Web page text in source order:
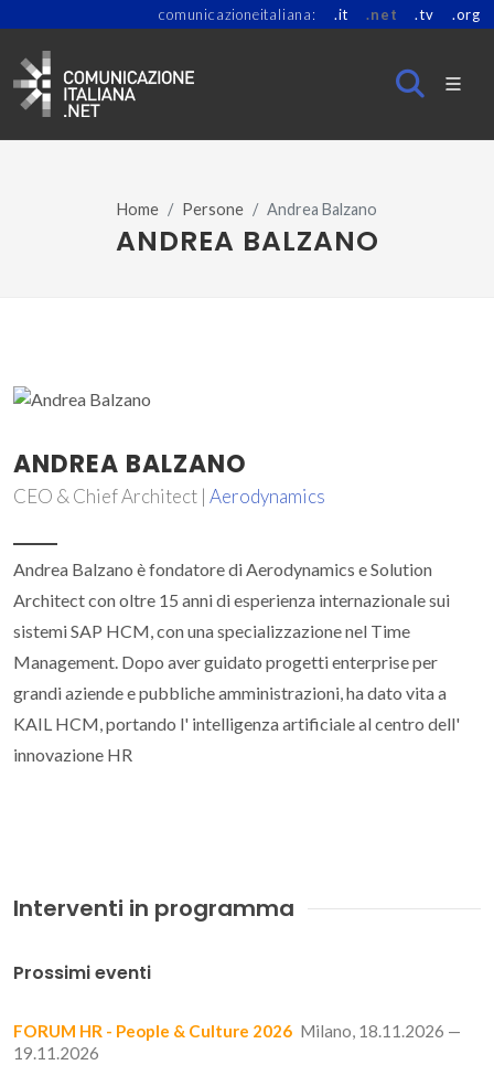
comunicazioneitaliana: .it .net .tv .org
Home Persone Andrea Balzano
ANDREA BALZANO
ANDREA BALZANO
CEO & Chief Architect | Aerodynamics
Andrea Balzano è fondatore di Aerodynamics e Solution
Architect con oltre 15 anni di esperienza internazionale sui
sistemi SAP HCM, con una specializzazione nel Time
Management. Dopo aver guidato progetti enterprise per
grandi aziende e pubbliche amministrazioni, ha dato vita a
KAIL HCM, portando l' intelligenza artificiale al centro dell'
innovazione HR
Interventi in programma
Prossimi eventi
FORUM HR - People & Culture 2026 Milano, 18.11.2026 —
19.11.2026